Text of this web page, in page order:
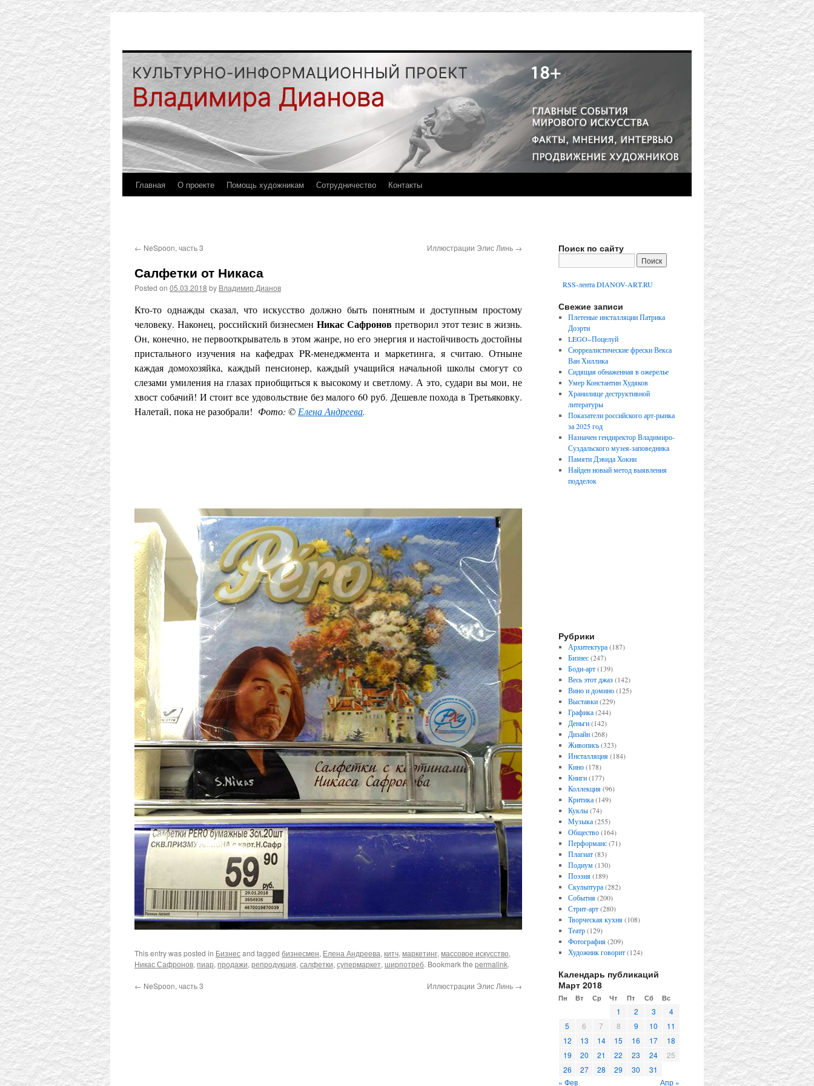
Главная О проекте Помощь художникам Сотрудничество Контакты
← NeSpoon, часть 3 Иллюстрации Элис Линь →
Салфетки от Никаса
Posted on 05.03.2018 by Владимир Дианов
Кто-то однажды сказал, что искусство должно быть понятным и доступным простому
человеку. Наконец, российский бизнесменНикас Сафронов претворил этот тезис в жизнь.
Он, конечно, не первооткрыватель в этом жанре, но его энергия и настойчивость достойны
пристального изучения на кафедрах PR-менеджмента и маркетинга, я считаю. Отныне
каждая домохозяйка, каждый пенсионер, каждый учащийся начальной школы смогут со
слезами умиления на глазах приобщиться к высокому и светлому. А это, судари вы мои, не
хвост собачий! И стоит все удовольствие без малого 60 руб. Дешевле похода в Третьяковку.
Налетай, пока не разобрали! Фото: © Елена Андреева.
This entry was posted in Бизнесand tagged бизнесмен, Елена Андреева, китч, маркетинг, массовое искусство,
Никас Сафронов, пиар, продажи, репродукция, салфетки, супермаркет, ширпотреб. Bookmark the permalink.
← NeSpoon, часть 3 Иллюстрации Элис Линь →
Поиск по сайту
RSS-лента DIANOV-ART.RU
Свежие записи
Плетеные инсталляции Патрика
Доэрти
LEGO−Поцелуй
Сюрреалистические фрески Векса
Ван Хиллика
Сидящая обнаженная в ожерелье
Умер Константин Худяков
Хранилище деструктивной
литературы
Показатели российского арт-рынка
за 2025 год
Назначен гендиректор Владимиро-
Суздальского музея-заповедника
Памяти Дэвида Хокни
Найден новый метод выявления
подделок
Рубрики
Архитектура(187)
Бизнес(247)
Боди-арт(139)
Весь этот джаз(142)
Вино и домино(125)
Выставки(229)
Графика(244)
Деньги(142)
Дизайн(268)
Живопись(323)
Инсталляция(184)
Кино(178)
Книги(177)
Коллекция(96)
Критика(149)
Куклы(74)
Музыка(255)
Общество(164)
Перформанс(71)
Плагиат(83)
Подиум(130)
Поэзия(189)
Скульптура(282)
События(200)
Стрит-арт(280)
Творческая кухня(108)
Театр(129)
Фотография(209)
Художник говорит(124)
Календарь публикаций
Март 2018
Пн Вт Ср Чт Пт Сб Вс
« Фев Апр »
1 2 3
4
5
6 7 8 9 10
11
12
13 14 15 16 17
18
19
20 21 22 23 24
25
26
27 28 29 30 31